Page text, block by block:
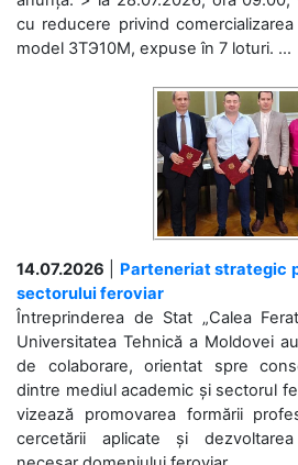
cu reducere privind
model 3ТЭ10М, expuse în 7 loturi. ...
14.07.2026
Parteneriat strategic
sectorului feroviar
Întreprinderea de Stat „Calea
Universitatea Tehnică a Moldovei
de colaborare, orientat spre
dintre mediul academic și sectorul
vizează promovarea formării
cercetării aplicate și